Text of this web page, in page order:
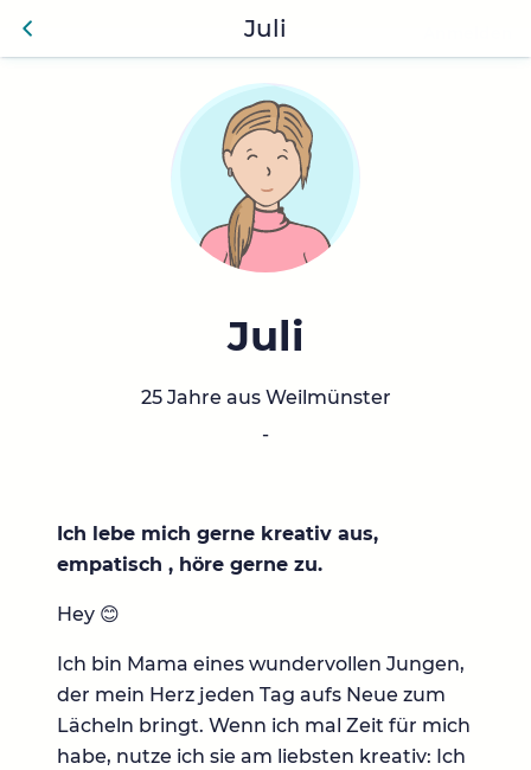
Zurü
Juli
Juli
25 Jahre aus Weilmünster
-
Ich lebe mich gerne kreativ aus,
empatisch , höre gerne zu.
Hey 😊
Ich bin Mama eines wundervollen Jungen,
der mein Herz jeden Tag aufs Neue zum
Lächeln bringt. Wenn ich mal Zeit für mich
habe, nutze ich sie am liebsten kreativ: Ich